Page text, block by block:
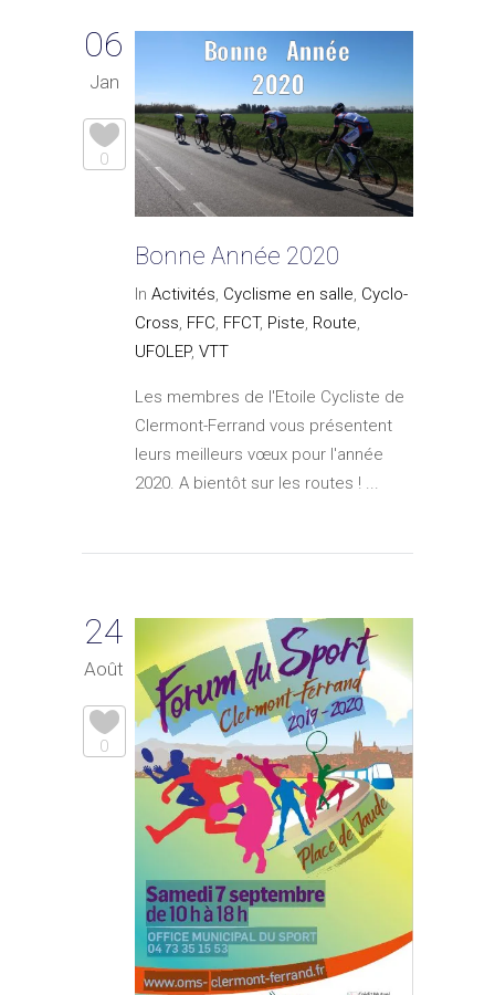
06
Jan
0
Bonne Année 2020
In Activités, Cyclisme en salle, Cyclo-
Cross, FFC, FFCT, Piste, Route,
UFOLEP, VTT
Les membres de l'Etoile Cycliste de
Clermont-Ferrand vous présentent
leurs meilleurs vœux pour l'année
2020. A bientôt sur les routes ! ...
24
Août
0